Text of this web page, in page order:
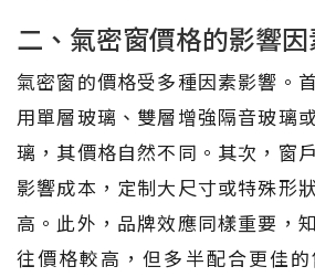
二、氣密窗價格的影響因
氣密窗的價格受多種因素影響。
用單層玻璃、雙層增強隔音玻璃
璃，其價格自然不同。其次，窗
影響成本，定制大尺寸或特殊形
高。此外，品牌效應同樣重要，
往價格較高，但多半配合更佳